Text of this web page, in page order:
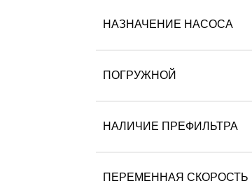
НАЗНАЧЕНИЕ НАСОСА
ПОГРУЖНОЙ
НАЛИЧИЕ ПРЕФИЛЬТРА
ПЕРЕМЕННАЯ СКОРОСТЬ